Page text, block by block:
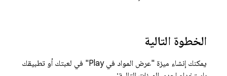
الخطوة التالية
يمكنك إنشاء ميزة "عرض المواد في Play" في لعبتك أو تطبيقك